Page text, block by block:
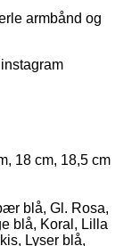
armbånd og
18 cm, 18,5 cm
blå, Gl. Rosa,
blå, Koral, Lilla
Lyser blå,